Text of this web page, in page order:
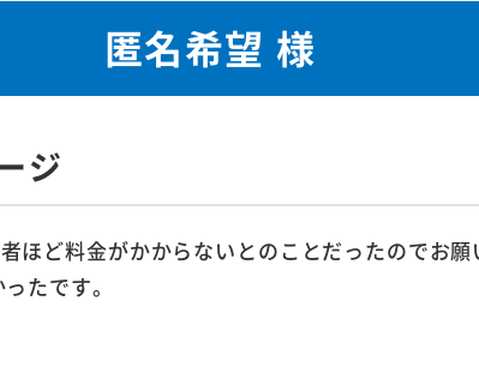
匿名希望 様
ジ
ほど料金がかからないとのことだったのでお願
たです。